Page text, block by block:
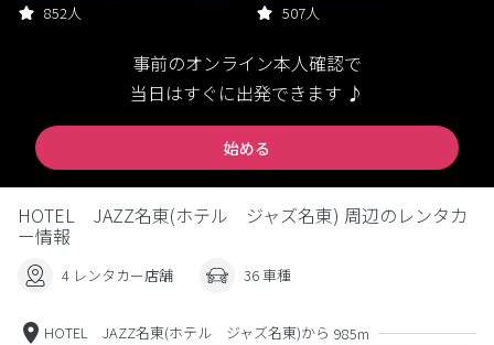
852人 507人
事前のオンライン本人確認で
当日はすぐに出発できます ♪
始める
HOTEL JAZZ名東(ホテル ジャズ名東) 周辺のレンタカ
ー情報
4 レンタカー店舗 36 車種
HOTEL JAZZ名東(ホテル ジャズ名東)から 985m